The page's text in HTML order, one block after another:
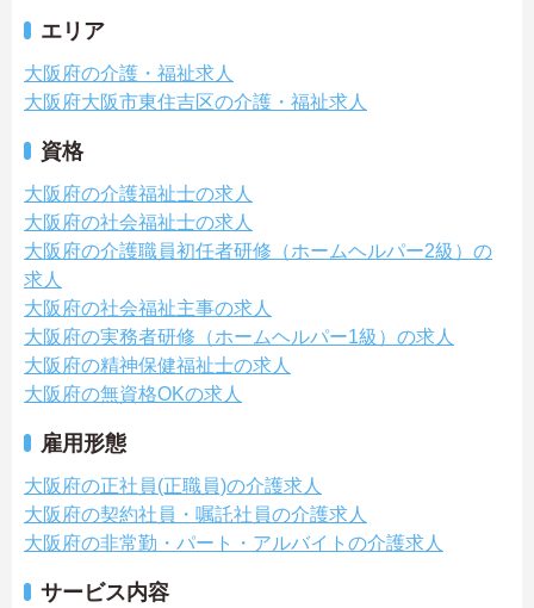
エリア
大阪府の介護・福祉求人
大阪府大阪市東住吉区の介護・福祉求人
資格
大阪府の介護福祉士の求人
大阪府の社会福祉士の求人
大阪府の介護職員初任者研修（ホームヘルパー2級）の
求人
大阪府の社会福祉主事の求人
大阪府の実務者研修（ホームヘルパー1級）の求人
大阪府の精神保健福祉士の求人
大阪府の無資格OKの求人
雇用形態
大阪府の正社員(正職員)の介護求人
大阪府の契約社員・嘱託社員の介護求人
大阪府の非常勤・パート・アルバイトの介護求人
サービス内容